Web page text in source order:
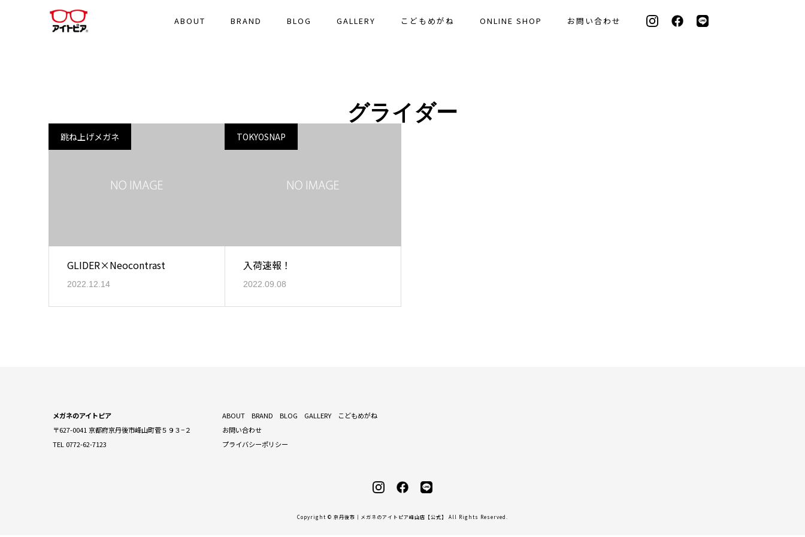
ABOUT BRAND BLOG GALLERY こどもめがね ONLINE SHOP お問い合わせ
グライダー
跳ね上げメガネ
GLIDER×Neocontrast
2022.12.14
TOKYOSNAP
入荷速報！
2022.09.08
メガネのアイトピア
〒627-0041 京都府京丹後市峰山町菅５９３−２
TEL 0772-62-7123
ABOUT BRAND BLOG GALLERY
こどもめがね
お問い合わせ
プライバシーポリシー
Copyright © 京丹後市｜メガネのアイトピア峰山店【公式】 All Rights Reserved.